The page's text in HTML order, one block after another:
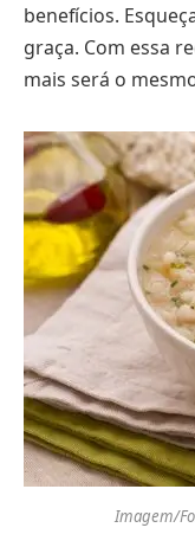
benefícios.
graça. Com essa
mais será o
Imagem/